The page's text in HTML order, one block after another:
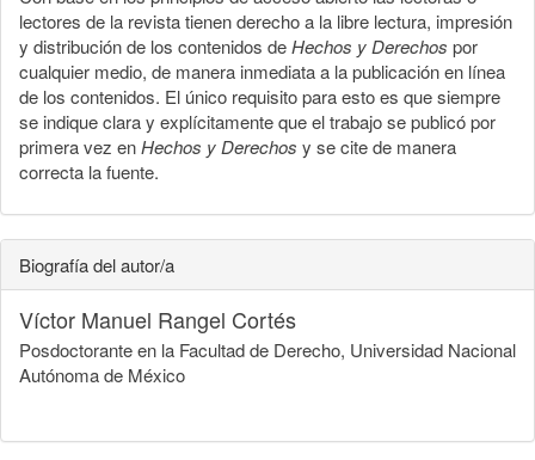
lectores de la revista tienen derecho a la libre lectura, impresión
y distribución de los contenidos deHechos y Derechos por
cualquier medio, de manera inmediata a la publicación en línea
de los contenidos. El único requisito para esto es que siempre
se indique clara y explícitamente que el trabajo se publicó por
primera vez enHechos y Derechos y se cite de manera
correcta la fuente.
Biografía del autor/a
Víctor Manuel Rangel Cortés
Posdoctorante en la Facultad de Derecho, Universidad Nacional
Autónoma de México